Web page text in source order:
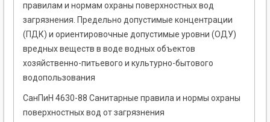
правилам и нормам охраны поверхностных вод
загрязнения. Предельно допустимые концентрации
(ПДК) и ориентировочные допустимые уровни (ОДУ)
вредных веществ в воде водных объектов
хозяйственно-питьевого и культурно-бытового
водопользования
СанПиН 4630-88 Санитарные правила и нормы охраны
поверхностных вод от загрязнения